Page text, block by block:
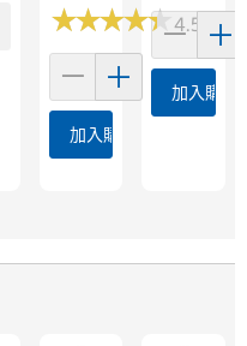
★★★★★
★★★★★4.5 (11)
加入購物車
加入購物